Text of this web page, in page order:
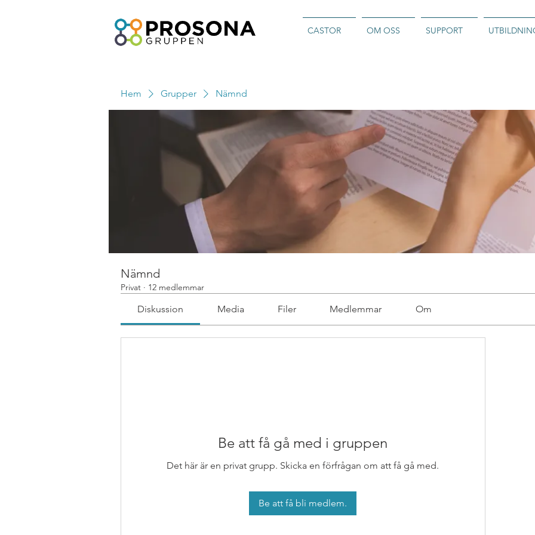
CASTOR OM OSS SUPPORT
Hem Grupper Nämnd
Nämnd
Privat · 12 medlemmar
Diskussion Media Filer Medlemmar Om
Be att få gå med i gruppen
Det här är en privat grupp. Skicka en förfrågan om att få gå med.
Be att få bli medlem.